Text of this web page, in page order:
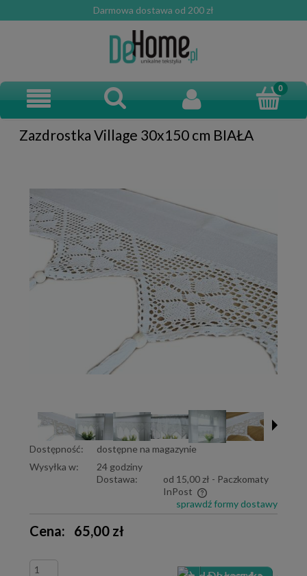
Darmowa dostawa od 200 zł
Zazdrostka Village 30x150 cm BIAŁA
Dostępność:
dostępne na magazynie
Wysyłka w:
24 godziny
Dostawa:
od 15,00 zł - Paczkomaty
InPost
Cena nie zawiera ewentualnych kosztów płatności
sprawdź formy dostawy
Cena: 65,00 zł